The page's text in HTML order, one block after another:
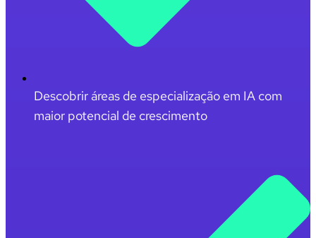
Descobrir áreas de especialização em IA com
maior potencial de crescimento